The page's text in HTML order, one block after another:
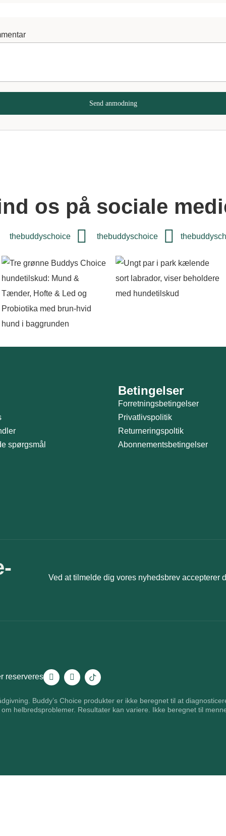
Send anmodning
os på sociale
thebuddyschoice thebuddyschoice
spørgsmål
Betingelser
Forretningsbetingelser
Privatlivspolitik
Returneringspoltik
Abonnementsbetingelser
Ved at tilmelde dig vores nyhedsbrev accepterer
reserveres
Buddy’s Choice produkter er ikke beregnet til at
helbredsproblemer. Resultater kan variere. Ikke beregnet til